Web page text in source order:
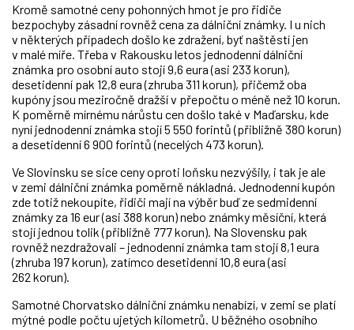
Kromě samotné ceny pohonných hmot je pro řidiče
bezpochyby zásadní rovněž cena za dálniční známky. I u nich
v některých případech došlo ke zdražení, byť naštěstí jen
v malé míře. Třeba v Rakousku letos jednodenní dálniční
známka pro osobní auto stojí 9,6 eura (asi 233 korun),
desetidenní pak 12,8 eura (zhruba 311 korun), přičemž oba
kupóny jsou meziročně dražší v přepočtu o méně než 10 korun.
K poměrně mírnému nárůstu cen došlo také v Maďarsku, kde
nyní jednodenní známka stojí 5 550 forintů (přibližně 380 korun)
a desetidenní 6 900 forintů (necelých 473 korun).
Ve Slovinsku se sice ceny oproti loňsku nezvýšily, i tak je ale
v zemi dálniční známka poměrně nákladná. Jednodenní kupón
zde totiž nekoupíte, řidiči mají na výběr buď ze sedmidenní
známky za 16 eur (asi 388 korun) nebo známky měsíční, která
stojí jednou tolik (přibližně 777 korun). Na Slovensku pak
rovněž nezdražovali – jednodenní známka tam stojí 8,1 eura
(zhruba 197 korun), zatímco desetidenní 10,8 eura (asi
262 korun).
Samotné Chorvatsko dálniční známku nenabízí, v zemi se platí
mýtné podle počtu ujetých kilometrů. U běžného osobního